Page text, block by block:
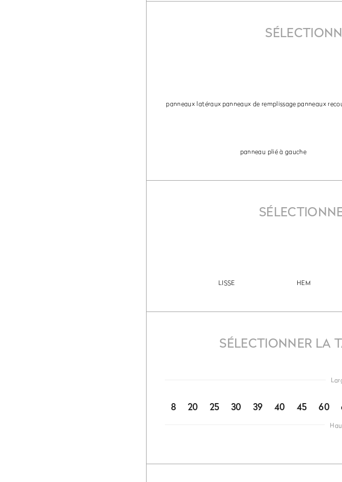
panneaux latéraux panneaux de remplissage panneaux
panneau plié à gauche
LISSE HEM
SÉLECTIONNER LA
8 20 25 30 39 40 45 60